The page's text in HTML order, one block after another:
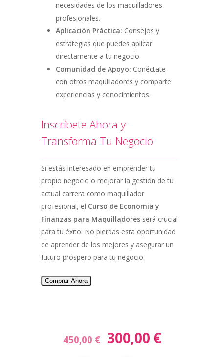
necesidades de los maquilladores
profesionales.
Aplicación Práctica: Consejos y
estrategias que puedes aplicar
directamente a tu negocio.
Comunidad de Apoyo: Conéctate
con otros maquilladores y comparte
experiencias y conocimientos.
Inscríbete Ahora y
Transforma Tu Negocio
Si estás interesado en emprender tu
propio negocio o mejorar la gestión de tu
actual carrera como maquillador
profesional, el Curso de Economía y
Finanzas para Maquilladores será crucial
para tu éxito. No pierdas esta oportunidad
de aprender de los mejores y asegurar un
futuro próspero para tu negocio.
Comprar Ahora
450,00€ 300,00 €El